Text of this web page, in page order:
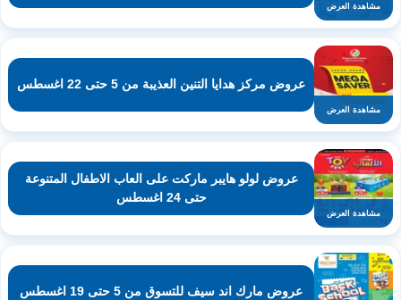
مشاهدة العرض
مشاهدة العرض
عروض مركز هدايا التنين العذيبة من 5 حتى 22 اغسطس
مشاهدة العرض
عروض لولو هايبر ماركت على العاب الاطفال المتنوعة
حتى 24 اغسطس
عروض مارك اند سيف للتسوق من 5 حتى 19 اغسطس